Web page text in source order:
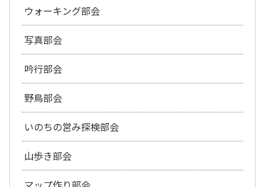
ウォーキング部会
写真部会
吟行部会
野鳥部会
いのちの営み探検部会
山歩き部会